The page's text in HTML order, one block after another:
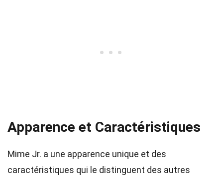
Apparence et Caractéristiques
Mime Jr. a une apparence unique et des
caractéristiques qui le distinguent des autres